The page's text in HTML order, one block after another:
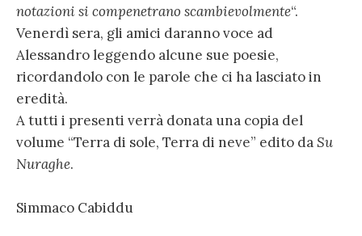
notazioni si compenetrano scambievolmente“.
Venerdì sera, gli amici daranno voce ad
Alessandro leggendo alcune sue poesie,
ricordandolo con le parole che ci ha lasciato in
eredità.
A tutti i presenti verrà donata una copia del
volume “Terra di sole, Terra di neve” edito daSu
Nuraghe.
Simmaco Cabiddu